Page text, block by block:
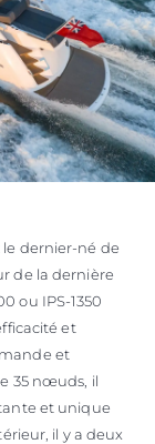
dernier-né de
de la dernière
ou IPS-1350
et
et
35 nœuds, il
et unique
il y a deux